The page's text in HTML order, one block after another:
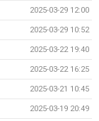
2025-03-29 12:00
2025-03-29 10:52
2025-03-22 19:40
2025-03-22 16:25
2025-03-21 10:45
2025-03-19 20:49